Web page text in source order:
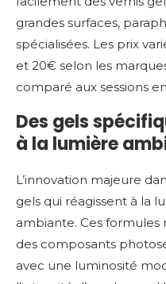
grandes surfaces,
spécialisées. Les prix
et 20€ selon les
comparé aux sessions
Des gels
à la lumière
L’innovation majeure
gels qui réagissent à la
ambiante. Ces
des composants
avec une luminosité